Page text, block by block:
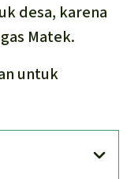
desa, karena
Matek.
untuk